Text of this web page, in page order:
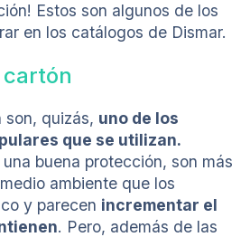
Estos son algunos de los
en los catálogos de Dismar.
cartón
son, quizás, uno de los
que se utilizan.
buena protección, son más
ambiente que los
y parecen incrementar el
. Pero, además de las